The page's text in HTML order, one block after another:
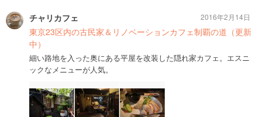
チャリカフェ
東京23区内の古民家＆リノベーションカフェ制覇の道（更新
中）
細い路地を入った奥にある平屋を改装した隠れ家カフェ。エスニ
ックなメニューが人気。
2016年2月14日